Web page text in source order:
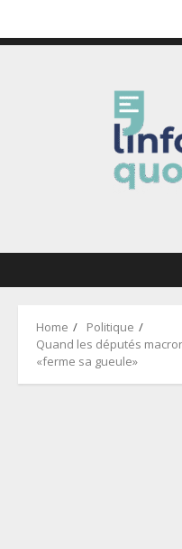
Home
Politique
Quand les députés
«ferme sa gueule»